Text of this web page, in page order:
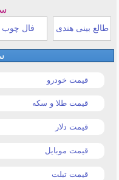
طالع بینی هندی فال چوب
قیمت خودرو
قیمت طلا و سکه
قیمت دلار
قیمت موبایل
قیمت تبلت